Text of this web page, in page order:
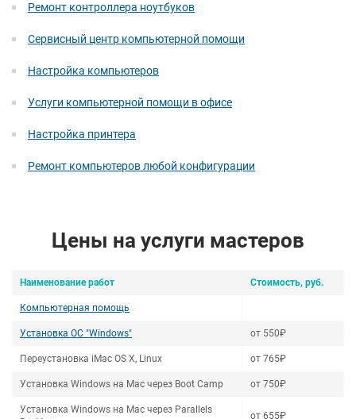
Ремонт контроллера ноутбуков
Сервисный центр компьютерной помощи
Настройка компьютеров
Услуги компьютерной помощи в офисе
Настройка принтера
Ремонт компьютеров любой конфигурации
Цены на услуги мастеров
Наименование работ Стоимость, руб.
Компьютерная помощь
Установка ОС "Windows" от 550₽
Переустановка iMac OS X, Linux от 765₽
Установка Windows на Mac через Boot Camp от 750₽
Установка Windows на Mac через Parallels
от 655₽